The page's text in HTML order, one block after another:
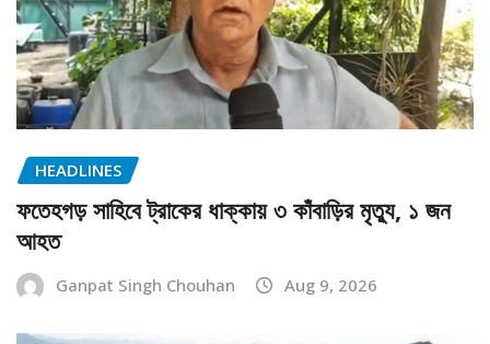
HEADLINES
ফতেহগড় সাহিবে ট্রাকের ধাক্কায় ৩ কাঁবাড়ির মৃত্যু, ১ জন
আহত
Ganpat Singh Chouhan Aug 9, 2026